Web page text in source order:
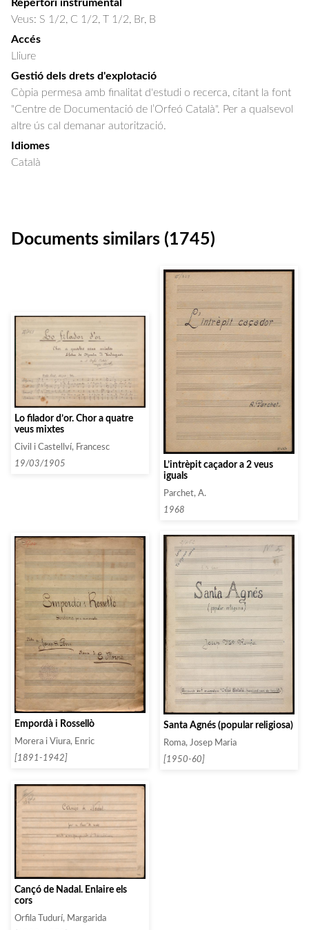
Repertori instrumental
Veus: S 1/2, C 1/2, T 1/2, Br, B
Accés
Lliure
Gestió dels drets d'explotació
Còpia permesa amb finalitat d'estudi o recerca, citant la font
"Centre de Documentació de l’Orfeó Català". Per a qualsevol
altre ús cal demanar autorització.
Idiomes
Català
Documents similars (1745)
Lo filador d’or. Chor a quatre
veus mixtes
Civil i Castellví, Francesc
19/03/1905
L’intrèpit caçador a 2 veus
iguals
Parchet, A.
1968
Empordà i Rossellò
Morera i Viura, Enric
[1891-1942]
Santa Agnés (popular religiosa)
Roma, Josep Maria
[1950-60]
Cançó de Nadal. Enlaire els
cors
Orfila Tudurí, Margarida